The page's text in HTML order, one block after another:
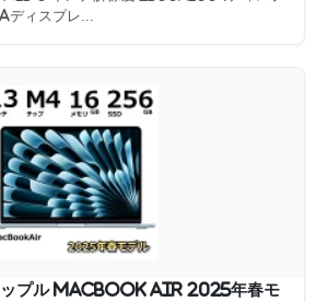
ィスプレ...
ップル MacBook Air 2025年春モ